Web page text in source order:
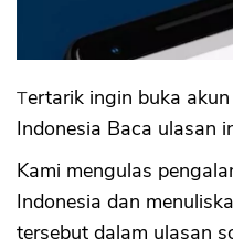
Tertarik ingin buka akun dan trading di FxPro
Indonesia Baca ulasan
Kami mengulas
Indonesia dan
tersebut dalam ulasan